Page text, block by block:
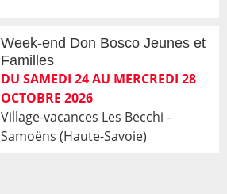
Week-end Don Bosco Jeunes et
Familles
DU SAMEDI 24 AU MERCREDI 28
OCTOBRE 2026
Village-vacances Les Becchi -
Samoëns (Haute-Savoie)